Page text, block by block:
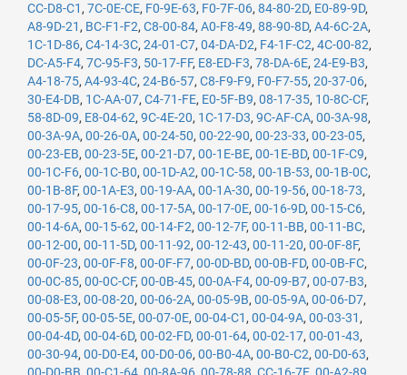
CC-D8-C1 , 7C-0E-CE, F0-9E-63, F0-7F-06, 84-80-2D, E0-89-9D,
A8-9D-21 , BC-F1-F2, C8-00-84, A0-F8-49, 88-90-8D, A4-6C-2A,
1C-1D-86, C4-14-3C, 24-01-C7, 04-DA-D2, F4-1F-C2, 4C-00-82,
DC-A5-F4, 7C-95-F3, 50-17-FF, E8-ED-F3, 78-DA-6E, 24-E9-B3,
A4-18-75, A4-93-4C, 24-B6-57, C8-F9-F9, F0-F7-55, 20-37-06,
30-E4-DB, 1C-AA-07, C4-71-FE, E0-5F-B9, 08-17-35, 10-8C-CF,
58-8D-09, E8-04-62, 9C-4E-20, 1C-17-D3, 9C-AF-CA, 00-3A-98,
00-3A-9A, 00-26-0A, 00-24-50, 00-22-90, 00-23-33, 00-23-05,
00-23-EB, 00-23-5E, 00-21-D7, 00-1E-BE, 00-1E-BD, 00-1F-C9,
00-1C-F6, 00-1C-B0, 00-1D-A2, 00-1C-58, 00-1B-53, 00-1B-0C,
00-1B-8F, 00-1A-E3, 00-19-AA, 00-1A-30, 00-19-56, 00-18-73,
00-17-95, 00-16-C8, 00-17-5A, 00-17-0E, 00-16-9D, 00-15-C6,
00-14-6A, 00-15-62, 00-14-F2, 00-12-7F, 00-11-BB, 00-11-BC,
00-12-00, 00-11-5D, 00-11-92, 00-12-43, 00-11-20, 00-0F-8F,
00-0F-23, 00-0F-F8, 00-0F-F7, 00-0D-BD, 00-0B-FD, 00-0B-FC,
00-0C-85, 00-0C-CF, 00-0B-45, 00-0A-F4, 00-09-B7, 00-07-B3,
00-08-E3, 00-08-20, 00-06-2A, 00-05-9B, 00-05-9A, 00-06-D7,
00-05-5F, 00-05-5E, 00-07-0E, 00-04-C1 , 00-04-9A, 00-03-31 ,
00-04-4D, 00-04-6D, 00-02-FD, 00-01-64, 00-02-17, 00-01-43,
00-30-94, 00-D0-E4, 00-D0-06, 00-B0-4A, 00-B0-C2, 00-D0-63,